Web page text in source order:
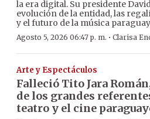
la era digital. Su presidente
evolución de la entidad, las
y el futuro de la música
Agosto 5, 2026 06:47 p. m. · Clarisa
Arte y Espectáculos
Falleció Tito Jara
de los grandes
teatro y el cine